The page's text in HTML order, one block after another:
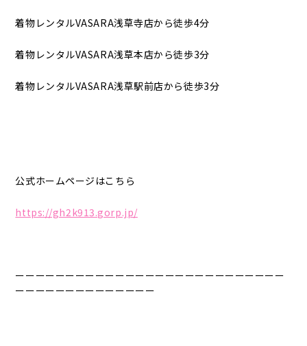
着物レンタルVASARA浅草寺店から徒歩4分
着物レンタルVASARA浅草本店から徒歩3分
着物レンタルVASARA浅草駅前店から徒歩3分
公式ホームページはこちら
https://gh2k913.gorp.jp/
ーーーーーーーーーーーーーーーーーーーーーーーーーーー
ーーーーーーーーーーーーーー